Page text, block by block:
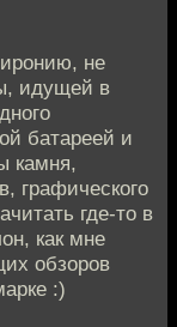
не
идущей в
батареей и
камня,
графического
где-то в
как мне
обзоров
:)